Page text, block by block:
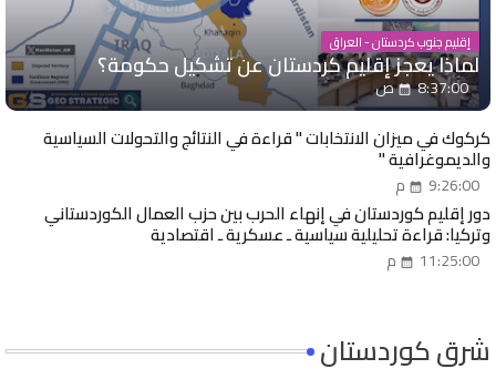
إقليم جنوب كردستان - العراق
لماذا يعجز إقليم كردستان عن تشكيل حكومة؟
8:37:00 ص
كركوك في ميزان الانتخابات " قراءة في النتائج والتحولات السياسية
والديموغرافية "
9:26:00 م
دور إقليم كوردستان في إنهاء الحرب بين حزب العمال الكوردستاني
وتركيا: قراءة تحليلية سياسية ـ عسكرية ـ اقتصادية
11:25:00 م
شرق كوردستان